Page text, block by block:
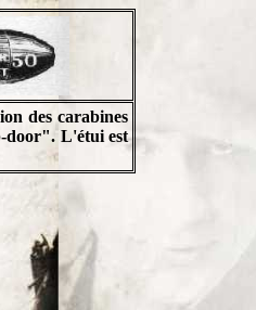
des carabines
door". L'étui est